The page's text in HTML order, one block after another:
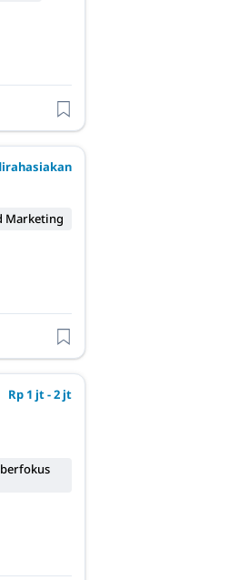
Marketing
Rp 1 jt - 2 jt